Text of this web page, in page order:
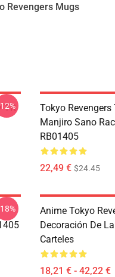
Revengers Mugs
TR
Tokyo Revengers
Manjiro Sano
RB01405
22,49 € $24.45
Anime Tokyo
Decoración De
Carteles
18,21 € - 42,22 €